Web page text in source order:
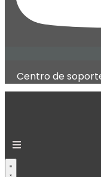
Centro de